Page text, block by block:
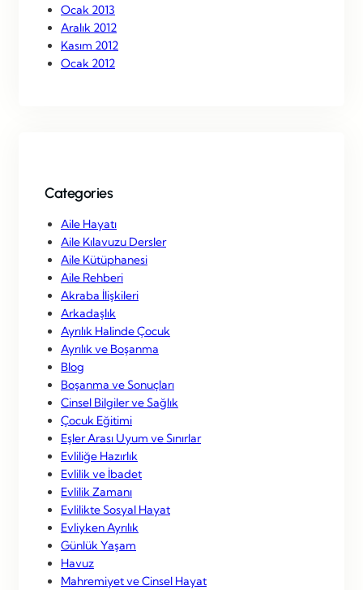
Ocak 2013
Aralık 2012
Kasım 2012
Ocak 2012
Categories
Aile Hayatı
Aile Kılavuzu Dersler
Aile Kütüphanesi
Aile Rehberi
Akraba İlişkileri
Arkadaşlık
Ayrılık Halinde Çocuk
Ayrılık ve Boşanma
Blog
Boşanma ve Sonuçları
Cinsel Bilgiler ve Sağlık
Çocuk Eğitimi
Eşler Arası Uyum ve Sınırlar
Evliliğe Hazırlık
Evlilik ve İbadet
Evlilik Zamanı
Evlilikte Sosyal Hayat
Evliyken Ayrılık
Günlük Yaşam
Havuz
Mahremiyet ve Cinsel Hayat